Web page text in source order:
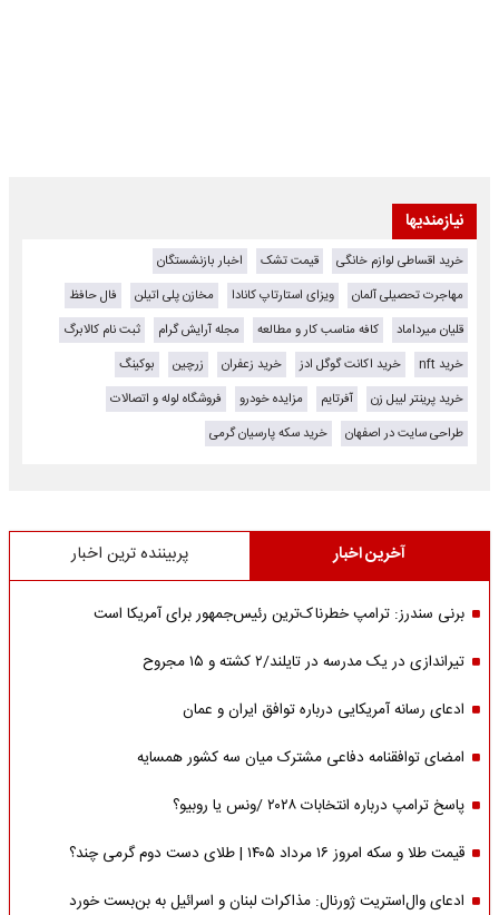
نیازمندیها
خرید اقساطی لوازم خانگی قیمت تشک
اخبار بازنشستگان
مهاجرت تحصیلی آلمان
ویزای استارتاپ کانادا مخازن پلی اتیلن
فال حافظ
قلیان میرداماد
کافه مناسب کار و مطالعه مجله آرایش گرام
ثبت نام کالابرگ
خرید nft
خرید اکانت گوگل ادز خرید زعفران زرچین
بوکینگ
خرید پرینتر لیبل زن
آفرتایم مزایده خودرو
فروشگاه لوله و اتصالات
طراحی سایت در اصفهان
خرید سکه پارسیان گرمی
آخرین اخبار پربیننده ترین اخبار
برنی سندرز: ترامپ خطرناک‌ترین رئیس‌جمهور برای آمریکا است
تیراندازی در یک مدرسه در تایلند/۲ کشته و ۱۵ مجروح
ادعای رسانه آمریکایی درباره توافق ایران و عمان
امضای توافقنامه دفاعی مشترک میان سه کشور همسایه
پاسخ ترامپ درباره انتخابات ۲۰۲۸ /ونس یا روبیو؟
قیمت طلا و سکه امروز ۱۶ مرداد ۱۴۰۵ | طلای دست دوم گرمی چند؟
ادعای وال‌استریت ژورنال: مذاکرات لبنان و اسرائیل به بن‌بست خورد